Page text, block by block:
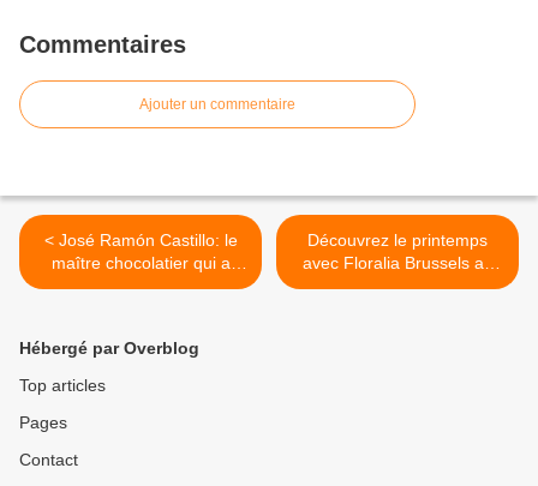
Commentaires
Ajouter un commentaire
< José Ramón Castillo: le
maître chocolatier qui a
amené le chocolat mexicain
Découvrez le printemps
avec Floralia Brussels au
château de Grand-Bigard
Hébergé par Overblog
Top articles
Pages
Contact